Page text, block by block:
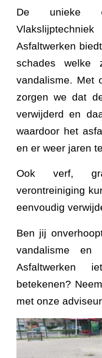
De unieke
Asfaltwerken
schades welke
vandalisme. Met
zorgen we dat
verwijderd en
waardoor het
en er weer jaren
Ook verf,
verontreiniging
eenvoudig
Ben jij
vandalisme en
betekenen?
met onze